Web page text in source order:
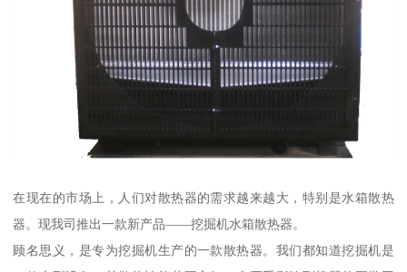
在现在的市场上，人们对散热器的需求越来越大，特别是水箱散热
器。现我司推出一款新产品——挖掘机水箱散热器。
顾名思义，是专为挖掘机生产的一款散热器。我们都知道挖掘机是